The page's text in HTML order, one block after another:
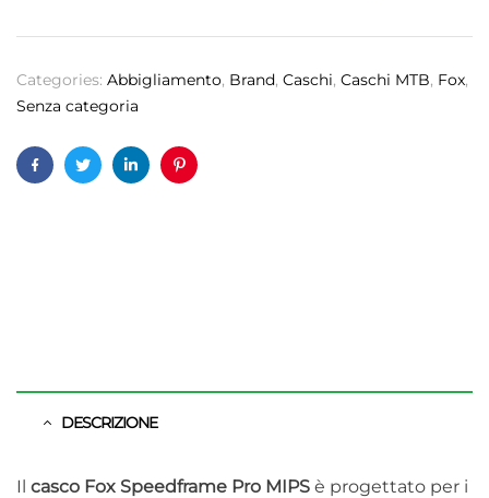
Categories: Abbigliamento, Brand, Caschi, Caschi MTB, Fox,
Senza categoria
FacebookTwitterLinkedinPinterest
DESCRIZIONE
Il casco Fox Speedframe Pro MIPS è progettato per i